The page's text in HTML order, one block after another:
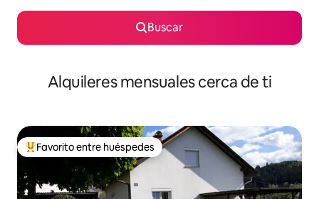
Buscar
Alquileres mensuales cerca de ti
Favorito entre huéspedes preferido
Favorito entre huéspedes